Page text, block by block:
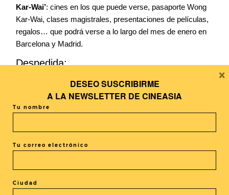
Kar-Wai’: cines en los que puede verse, pasaporte Wong
Kar-Wai, clases magistrales, presentaciones de películas,
regalos… que podrá verse a lo largo del mes de enero en
Barcelona y Madrid.
Despedida:
En el espacio dedicado a las recomendaciones, en esta
ocasión os recomendaremos algo relacionado con el
Muchas gracias a todos por seguirnos a través de Ivoox.
DESEO SUSCRIBIRME
A LA NEWSLETTER DE CINEASIA
Tu nombre
Tu correo electrónico
Ciudad
×